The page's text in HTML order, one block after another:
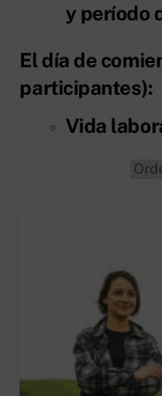
y período
El día de
participantes):
Vida